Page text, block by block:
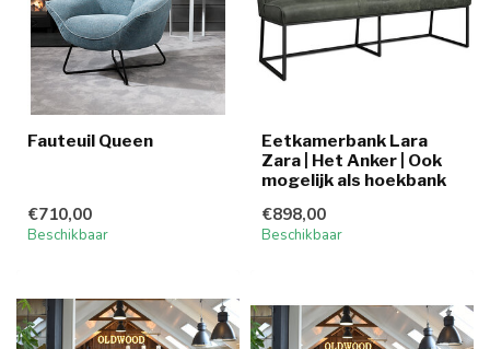
Fauteuil Queen
€710,00
Beschikbaar
Eetkamerbank Lara
Zara | Het Anker | Ook
mogelijk als hoekbank
€898,00
Beschikbaar